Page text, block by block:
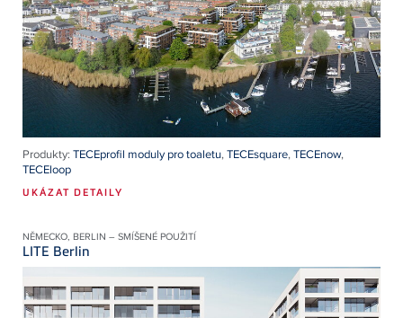
Produkty: TECEprofil moduly pro toaletu,TECEsquare,TECEnow,
TECEloop
UKÁZAT DETAILY
NĚMECKO, BERLIN – SMÍŠENÉ POUŽITÍ
LITE Berlin